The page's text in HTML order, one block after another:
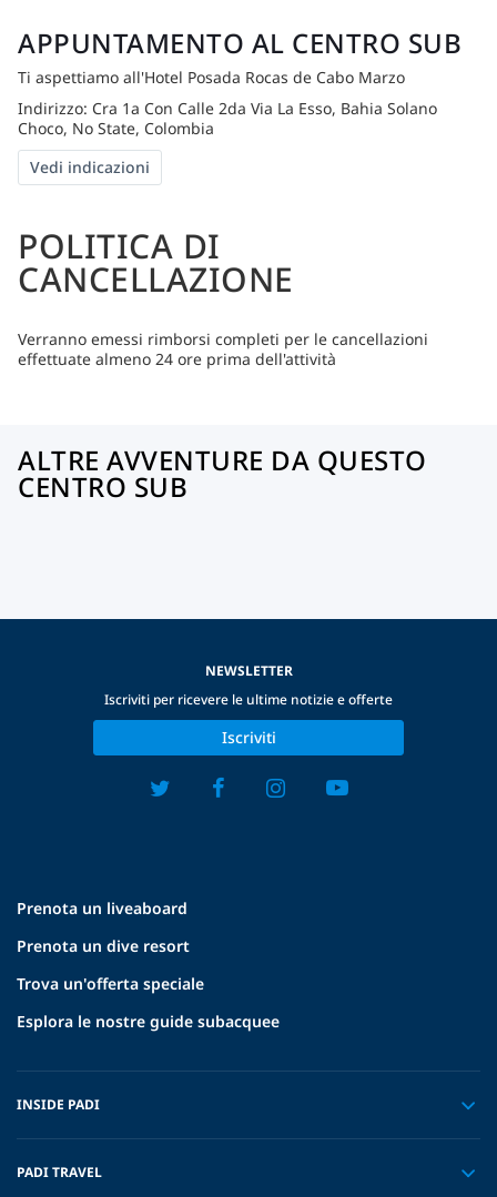
APPUNTAMENTO AL CENTRO SUB
Ti aspettiamo all'Hotel Posada Rocas de Cabo Marzo
Indirizzo: Cra 1a Con Calle 2da Via La Esso, Bahia Solano
Choco, No State, Colombia
Vedi indicazioni
POLITICA DI
CANCELLAZIONE
Verranno emessi rimborsi completi per le cancellazioni
effettuate almeno 24 ore prima dell'attività
ALTRE AVVENTURE DA QUESTO
CENTRO SUB
Prenota un liveaboard
Prenota un dive resort
Trova un'offerta speciale
Esplora le nostre guide subacquee
INSIDE PADI
PADI TRAVEL
NEWSLETTER
Iscriviti per ricevere le ultime notizie e offerte
Iscriviti